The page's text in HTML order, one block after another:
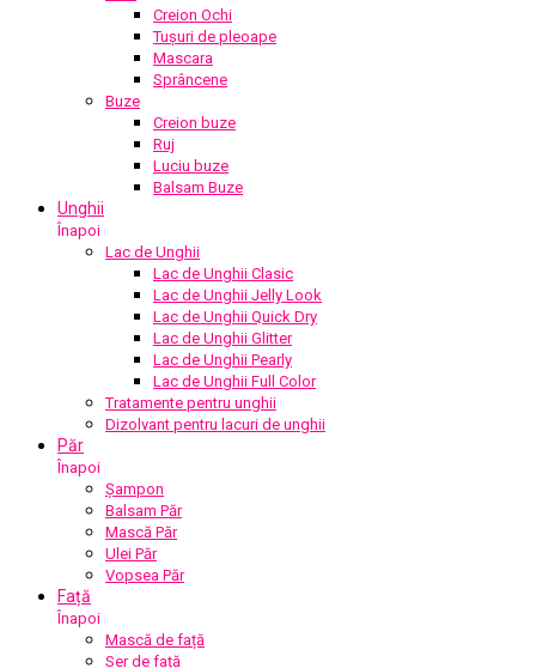
Creion Ochi
Tușuri de pleoape
Mascara
Sprâncene
Buze
Creion buze
Ruj
Luciu buze
Balsam Buze
Unghii
Înapoi
Lac de Unghii
Lac de Unghii Clasic
Lac de Unghii Jelly Look
Lac de Unghii Quick Dry
Lac de Unghii Glitter
Lac de Unghii Pearly
Lac de Unghii Full Color
Tratamente pentru unghii
Dizolvant pentru lacuri de unghii
Păr
Înapoi
Șampon
Balsam Păr
Mască Păr
Ulei Păr
Vopsea Păr
Față
Înapoi
Mască de față
Ser de față